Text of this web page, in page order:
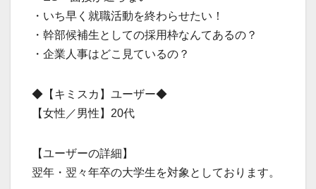
・いち早く就職活動を終わらせたい！
・幹部候補生としての採用枠なんてあるの？
・企業人事はどこ見ているの？
◆【キミスカ】ユーザー◆
【女性／男性】20代
【ユーザーの詳細】
翌年・翌々年卒の大学生を対象としております。